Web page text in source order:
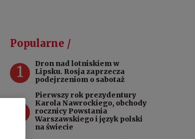
РУССКИЙ
УКРАЇНСЬКА
Popularne /
1
Dron nad lotniskiem w
Lipsku. Rosja zaprzecza
podejrzeniom o sabotaż
Pierwszy rok prezydentury
Karola Nawrockiego, obchody
rocznicy Powstania
Warszawskiego i język polski
na świecie